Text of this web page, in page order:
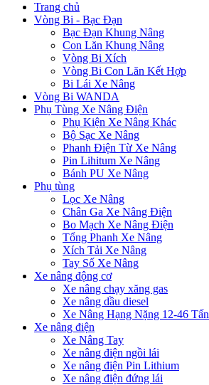
Trang chủ
Vòng Bi - Bạc Đạn
Bạc Đạn Khung Nâng
Con Lăn Khung Nâng
Vòng Bi Xích
Vòng Bi Con Lăn Kết Hợp
Bi Lái Xe Nâng
Vòng Bi WANDA
Phụ Tùng Xe Nâng Điện
Phụ Kiện Xe Nâng Khác
Bộ Sạc Xe Nâng
Phanh Điện Từ Xe Nâng
Pin Lihitum Xe Nâng
Bánh PU Xe Nâng
Phụ tùng
Lọc Xe Nâng
Chân Ga Xe Nâng Điện
Bo Mạch Xe Nâng Điện
Tổng Phanh Xe Nâng
Xích Tải Xe Nâng
Tay Số Xe Nâng
Xe nâng động cơ
Xe nâng chạy xăng gas
Xe nâng dầu diesel
Xe Nâng Hạng Nặng 12-46 Tấn
Xe nâng điện
Xe Nâng Tay
Xe nâng điện ngồi lái
Xe nâng điện Pin Lithium
Xe nâng điện đứng lái